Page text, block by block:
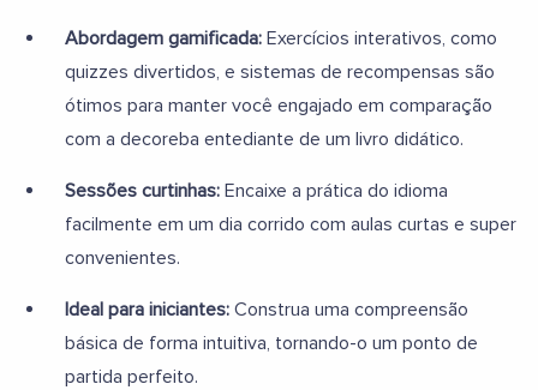
Abordagem gamificada: Exercícios interativos, como
quizzes divertidos, e sistemas de recompensas são
ótimos para manter você engajado em comparação
com a decoreba entediante de um livro didático.
Sessões curtinhas: Encaixe a prática do idioma
facilmente em um dia corrido com aulas curtas e super
convenientes.
Ideal para iniciantes: Construa uma compreensão
básica de forma intuitiva, tornando-o um ponto de
partida perfeito.